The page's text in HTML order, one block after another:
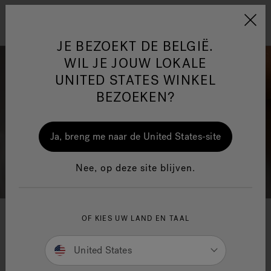
Jacuzzi&reg; EMEA
Jacuzzi® Sensational
Wellness™
One Page
Jacuzzi® Badkamer
Wellness krijgt vorm met Jacuzzi®. Een unieke
experience is geboren met een breed scala aan
JE BEZOEKT DE BELGIË.
WIL JE JOUW LOKALE
UNITED STATES WINKEL
BEZOEKEN?
Ja, breng me naar de United States-site
Nee, op deze site blijven.
OF KIES UW LAND EN TAAL
United States